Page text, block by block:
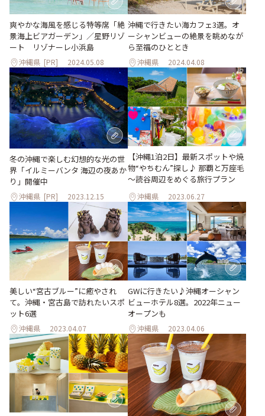
爽やかな海⾵を感じる特等席「絶
景海上ビアガーデン」／星野リゾ
ート リゾナーレ⼩浜島
沖縄県 [PR] 2024.05.08
沖縄で行きたい海カフェ3選。オ
ーシャンビューの絶景を眺めなが
ら至福のひととき
沖縄県 2024.04.08
冬の沖縄で楽しむ幻想的な光の世
界「イルミーバンタ 海辺の夜あか
り」開催中
沖縄県 [PR] 2023.12.15
【沖縄1泊2日】最新スポットや焼
物“やちむん”探し♪ 那覇と万座毛
～読谷周辺をめぐる旅行プラン
沖縄県 2023.06.27
美しい“宮古ブルー”に癒やされ
て。沖縄・宮古島で訪れたいスポ
ット6選
沖縄県 2023.04.07
GWに行きたい♪沖縄オーシャン
ビューホテル8選。2022年ニュー
オープンも
沖縄県 2023.04.06